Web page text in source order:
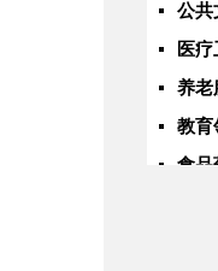
公共
医疗
养老
教育
食品